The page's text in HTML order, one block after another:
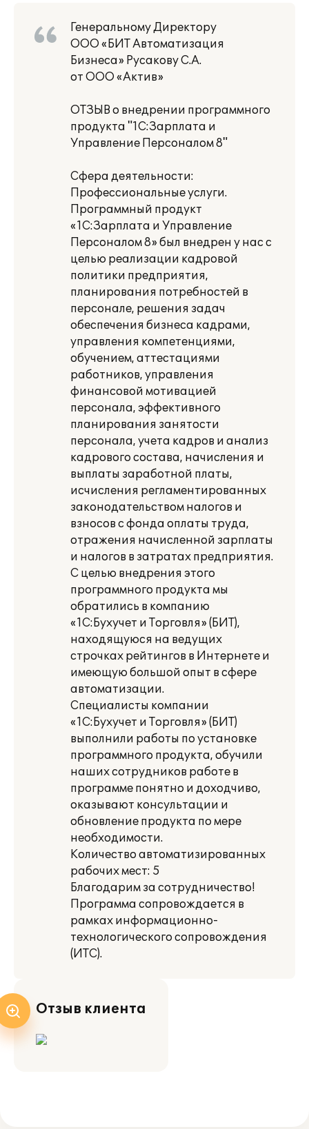
Генеральному Директору
ООО «БИТ Автоматизация
Бизнеса» Русакову С.А.
от ООО «Актив»
ОТЗЫВ о внедрении программного
продукта "1С:Зарплата и
Управление Персоналом 8"
Сфера деятельности:
Профессиональные услуги.
Программный продукт
«1С:Зарплата и Управление
Персоналом 8» был внедрен у нас с
целью реализации кадровой
политики предприятия,
планирования потребностей в
персонале, решения задач
обеспечения бизнеса кадрами,
управления компетенциями,
обучением, аттестациями
работников, управления
финансовой мотивацией
персонала, эффективного
планирования занятости
персонала, учета кадров и анализ
кадрового состава, начисления и
выплаты заработной платы,
исчисления регламентированных
законодательством налогов и
взносов с фонда оплаты труда,
отражения начисленной зарплаты
и налогов в затратах предприятия.
С целью внедрения этого
программного продукта мы
обратились в компанию
«1С:Бухучет и Торговля» (БИТ),
находящуюся на ведущих
строчках рейтингов в Интернете и
имеющую большой опыт в сфере
автоматизации.
Специалисты компании
«1С:Бухучет и Торговля» (БИТ)
выполнили работы по установке
программного продукта, обучили
наших сотрудников работе в
программе понятно и доходчиво,
оказывают консультации и
обновление продукта по мере
необходимости.
Количество автоматизированных
рабочих мест: 5
Благодарим за сотрудничество!
Программа сопровождается в
рамках информационно-
технологического сопровождения
(ИТС).
Отзыв клиента